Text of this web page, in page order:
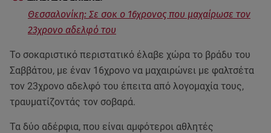
Θεσσαλονίκη: Σε σοκ ο 16χρονος που μαχαίρωσε τον
23χρονο αδελφό του
Το σοκαριστικό περιστατικό έλαβε χώρα το βράδυ του
Σαββάτου, με έναν 16χρονο να μαχαιρώνει με φαλτσέτα
τον 23χρονο αδελφό του έπειτα από λογομαχία τους,
τραυματίζοντάς τον σοβαρά.
Τα δύο αδέρφια, που είναι αμφότεροι αθλητές